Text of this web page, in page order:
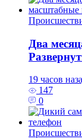
Два
19 часов
147
0